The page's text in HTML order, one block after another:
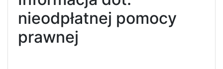
nieodpłatnej pomocy
prawnej